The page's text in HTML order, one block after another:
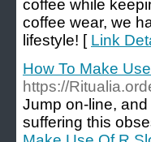
coffee while
coffee wear, we
lifestyle! [ Link
How To Make
https://
Jump on-line,
suffering this